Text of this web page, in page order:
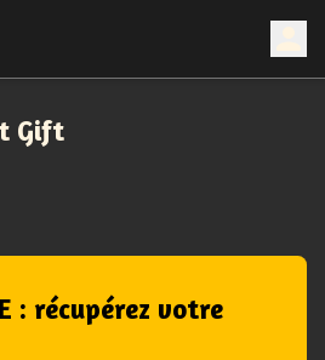
Gift
: récupérez votre